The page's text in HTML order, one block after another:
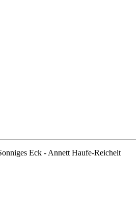
Eck - Annett Haufe-Reichelt